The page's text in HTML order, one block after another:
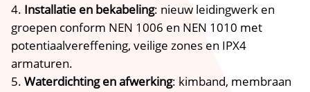
Installatie en bekabeling: nieuw leidingwerk en
groepen conform NEN 1006 en NEN 1010 met
potentiaalvereffening, veilige zones en IPX4
armaturen.​
Waterdichting en afwerking: kimband, membraan